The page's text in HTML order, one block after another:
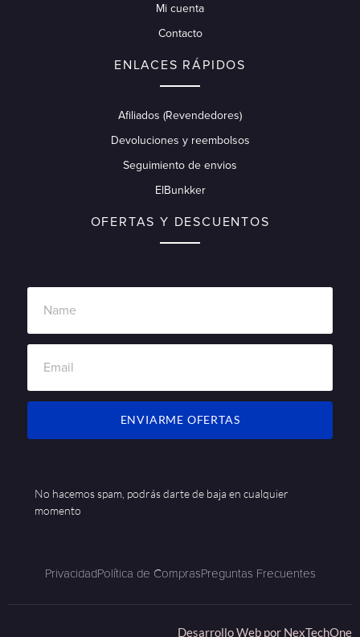
Mi cuenta
Contacto
ENLACES RÁPIDOS
Afiliados (Revendedores)
Devoluciones y reembolsos
Seguimiento de envios
ElBunkker
OFERTAS Y DESCUENTOS
ENVIARME OFERTAS
No hacemos spam, podrás darte de baja en cualquier
momento
PrivacidadPolítica de ComprasPreguntas Frecuentes
Desarrollo Web por NexTechOne